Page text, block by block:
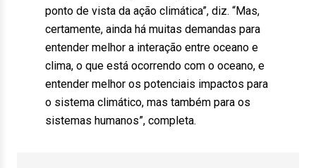
ponto de vista da ação climática”, diz. “Mas,
certamente, ainda há muitas demandas para
entender melhor a interação entre oceano e
clima, o que está ocorrendo com o oceano, e
entender melhor os potenciais impactos para
o sistema climático, mas também para os
sistemas humanos”, completa.